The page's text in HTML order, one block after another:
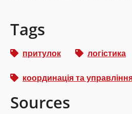
Tags
притулок логістика
координація та
Sources